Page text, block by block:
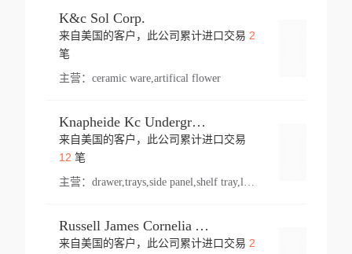
K&c Sol Corp.
来自美国的客户，此公司累计进口交易 2
笔
主营： ceramic ware,artifical flower
Knapheide Kc Underground
来自美国的客户，此公司累计进口交易
12 笔
主营：
Russell James Cornelia Arlington Va
来自美国的客户，此公司累计进口交易 2